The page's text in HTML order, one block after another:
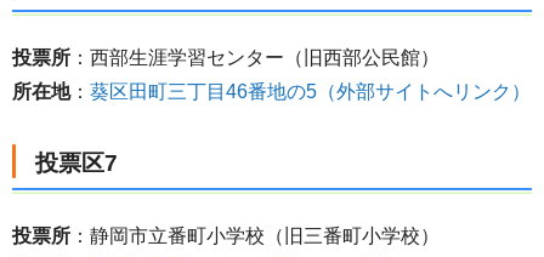
投票所 ：西部生涯学習センター（旧西部公民館）
所在地： 葵区田町三丁目46番地の5（外部サイトへリンク）
投票区7
投票所 ：静岡市立番町小学校（旧三番町小学校）